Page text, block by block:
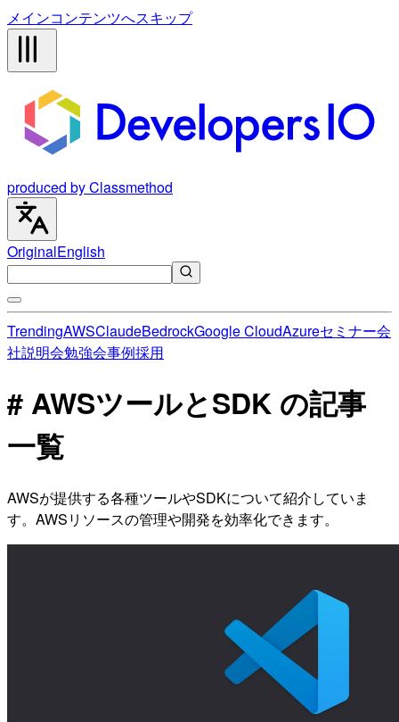
メインコンテンツへスキップ
produced by Classmethod
OriginalEnglish
TrendingAWSClaudeBedrockGoogle CloudAzureセミナー会
社説明会勉強会事例採用
# AWSツールとSDK の記事
一覧
AWSが提供する各種ツールやSDKについて紹介していま
す。AWSリソースの管理や開発を効率化できます。